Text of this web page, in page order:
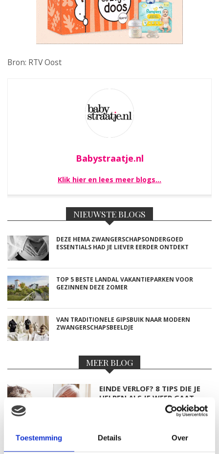
Toestemming Details Over
Bron: RTV Oost
Babystraatje.nl
Klik hier en lees meer blogs…
NIEUWSTE BLOGS
DEZE HEMA ZWANGERSCHAPSONDERGOED
ESSENTIALS HAD JE LIEVER EERDER ONTDEKT
TOP 5 BESTE LANDAL VAKANTIEPARKEN VOOR
GEZINNEN DEZE ZOMER
VAN TRADITIONELE GIPSBUIK NAAR MODERN
ZWANGERSCHAPSBEELDJE
MEER BLOG
EINDE VERLOF? 8 TIPS DIE JE
HELPEN ALS JE WEER GAAT
ZWANGERSCHAPSVERLOF